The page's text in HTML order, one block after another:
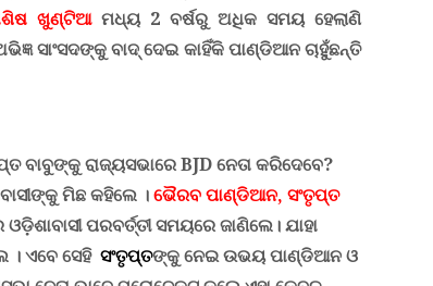
ଖୁଣ୍ଟିଆମଧ୍ୟ 2 ବର୍ଷରୁ ଅଧିକ ସମୟ ହେଲାଣି
ସାଂସଦଙ୍କୁ ବାଦ୍ ଦେଇ କାହିଁକି ପାଣ୍ଡିଆନ ଚାହୁଁଛନ୍ତି
ବାବୁଙ୍କୁ ରାଜ୍ୟସଭାରେ BJD ନେତା କରିଦେବେ?
ମିଛ କହିଲେ । ଭୈରବ ପାଣ୍ଡିଆନ, ସଂତୃପ୍ତ
ପରବର୍ତ୍ତୀ ସମୟରେ ଜାଣିଲେ। ଯାହା
। ଏବେ ସେହି ସଂତୃପ୍ତଙ୍କୁ ନେଇ ଉଭୟ ପାଣ୍ଡିଆନ ଓ